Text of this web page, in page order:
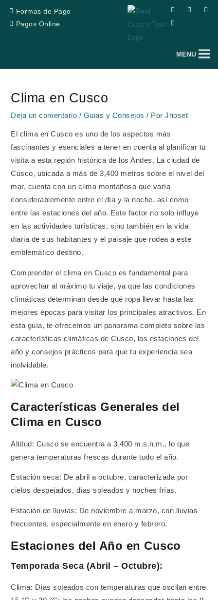
Formas de Pago
Pagos Online
F
a
c
Y
o
I
n
r
a
T
r
i
o
MENU
Clima en Cusco
Deja un comentario / Guias y Consejos / PorJhoset
El clima en Cusco es uno de los aspectos más
fascinantes y esenciales a tener en cuenta al planificar tu
visita a esta región histórica de los Andes. La ciudad de
Cusco, ubicada a más de 3,400 metros sobre el nivel del
mar, cuenta con un clima montañoso que varía
considerablemente entre el día y la noche, así como
entre las estaciones del año. Este factor no solo influye
en las actividades turísticas, sino también en la vida
diaria de sus habitantes y el paisaje que rodea a este
emblemático destino.
Comprender el clima en Cusco es fundamental para
aprovechar al máximo tu viaje, ya que las condiciones
climáticas determinan desde qué ropa llevar hasta las
mejores épocas para visitar los principales atractivos. En
esta guía, te ofrecemos un panorama completo sobre las
características climáticas de Cusco, las estaciones del
año y consejos prácticos para que tu experiencia sea
inolvidable.
Características Generales del
Clima en Cusco
Altitud: Cusco se encuentra a 3,400 m.s.n.m., lo que
genera temperaturas frescas durante todo el año.
Estación seca: De abril a octubre, caracterizada por
cielos despejados, días soleados y noches frías.
Estación de lluvias: De noviembre a marzo, con lluvias
frecuentes, especialmente en enero y febrero.
Estaciones del Año en Cusco
Temporada Seca (Abril – Octubre):
Clima: Días soleados con temperaturas que oscilan entre
entradas